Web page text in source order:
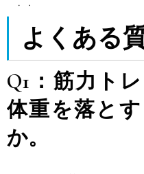
ます。
よくある
Q1：筋力ト
体重を落と
か。